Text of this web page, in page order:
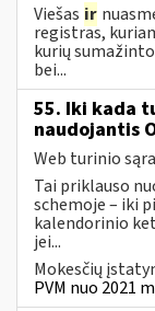
Viešas ir
registras,
kurių
bei...
55. Iki kada
naudojantis
Web turinio
Tai priklauso
schemoje – iki
kalendorinio
jei...
Mokesčių
PVM nuo 2021